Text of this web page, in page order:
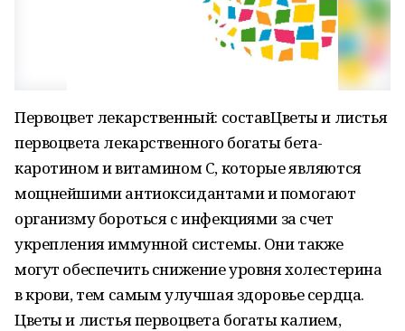
Первоцвет лекарственный: составЦветы и листья
первоцвета лекарственного богаты бета-
каротином и витамином С, которые являются
мощнейшими антиоксидантами и помогают
организму бороться с инфекциями за счет
укрепления иммунной системы. Они также
могут обеспечить снижение уровня холестерина
в крови, тем самым улучшая здоровье сердца.
Цветы и листья первоцвета богаты калием,